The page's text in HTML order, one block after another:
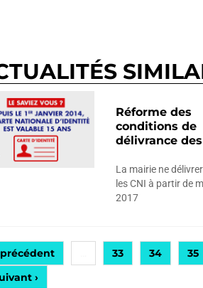
Réforme des
conditions de
délivrance des
La mairie ne
les CNI à partir de
2017
précédent 33 34 35
›